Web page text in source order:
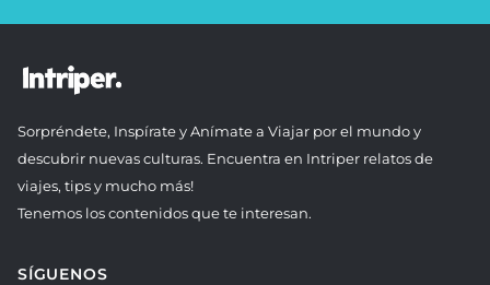
Sorpréndete, Inspírate y Anímate a Viajar por el mundo y
descubrir nuevas culturas. Encuentra en Intriper relatos de
viajes, tips y mucho más!
Tenemos los contenidos que te interesan.
SÍGUENOS